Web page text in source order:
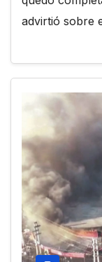
advirtió sobre